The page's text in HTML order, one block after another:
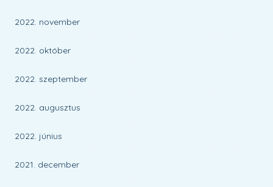
2022. november
2022. október
2022. szeptember
2022. augusztus
2022. június
2021. december